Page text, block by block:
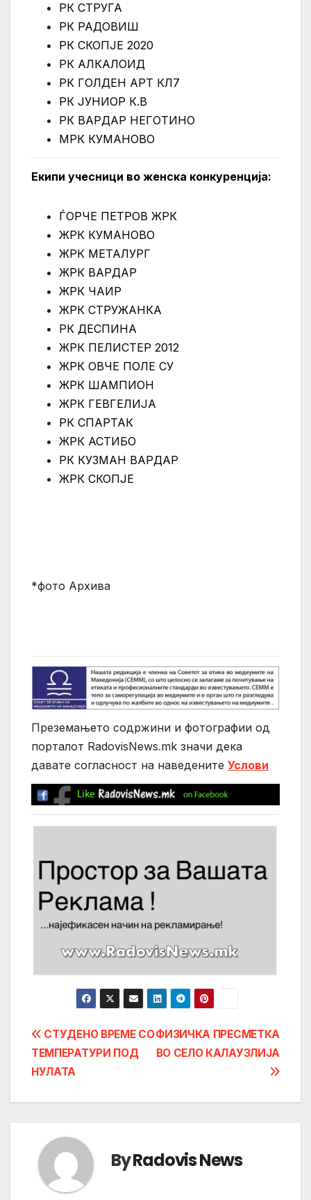
РК СТРУГА
РК РАДОВИШ
РК СКОПЈЕ 2020
РК АЛКАЛОИД
РК ГОЛДЕН АРТ КЛ7
РК ЈУНИОР К.В
РК ВАРДАР НЕГОТИНО
МРК КУМАНОВО
Екипи учесници во женска конкуренција:
ЃОРЧЕ ПЕТРОВ ЖРК
ЖРК КУМАНОВО
ЖРК МЕТАЛУРГ
ЖРК ВАРДАР
ЖРК ЧАИР
ЖРК СТРУЖАНКА
РК ДЕСПИНА
ЖРК ПЕЛИСТЕР 2012
ЖРК ОВЧЕ ПОЛЕ СУ
ЖРК ШАМПИОН
ЖРК ГЕВГЕЛИЈА
РК СПАРТАК
ЖРК АСТИБО
РК КУЗМАН ВАРДАР
ЖРК СКОПЈЕ
*фото Архива
Преземањето содржини и фотографии од
порталот RadovisNews.mk значи дека
давате согласност на нaведените Услови
Post
navigation
ФИЗИЧКА ПРЕСМЕТКА
ВО СЕЛО КАЛАУЗЛИЈА
СТУДЕНО ВРЕМЕ СО
ТЕМПЕРАТУРИ ПОД
НУЛАТА
ByRadovis News